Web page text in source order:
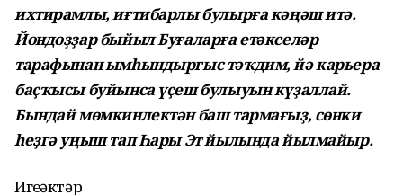
ихтирамлы, иғтибарлы булырға кәңәш итә.
Йондоҙҙар быйыл Буғаларға етәкселәр
тарафынан ымһындырғыс тәҡдим, йә карьера
баҫҡысы буйынса үҫеш булыуын күҙаллай.
Бындай мөмкинлектән баш тармағыҙ, сөнки
һеҙгә уңыш тап Һары Эт йылында йылмайыр.
Игеҙәктәр